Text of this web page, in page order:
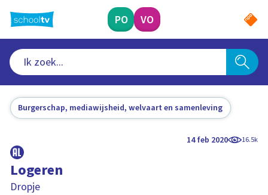
naar
hoofdinhoud
PO VO
Burgerschap, mediawijsheid, welvaart en samenleving
14 feb 2020 16.5k
Logeren
Dropje